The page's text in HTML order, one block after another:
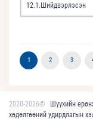
12.1.Шийдвэрлэсэн
1 2 3
2020-2026©
Шүүхийн
хөдөлгөөний удирдлагын